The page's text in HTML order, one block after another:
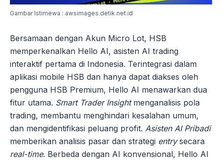
Gambar Istimewa : awsimages.detik.net.id
Bersamaan dengan Akun Micro Lot, HSB
memperkenalkan Hello AI, asisten AI trading
interaktif pertama di Indonesia. Terintegrasi dalam
aplikasi mobile HSB dan hanya dapat diakses oleh
pengguna HSB Premium, Hello AI menawarkan dua
fitur utama. Smart Trader Insightmenganalisis pola
trading, membantu menghindari kesalahan umum,
dan mengidentifikasi peluang profit. Asisten AI Pribadi
memberikan analisis pasar dan strategi entrysecara
real-time. Berbeda dengan AI konvensional, Hello AI